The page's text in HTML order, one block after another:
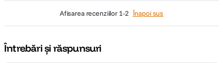
afisarea recenziilor 1-2 Înapoi sus
Întrebări și răspunsuri